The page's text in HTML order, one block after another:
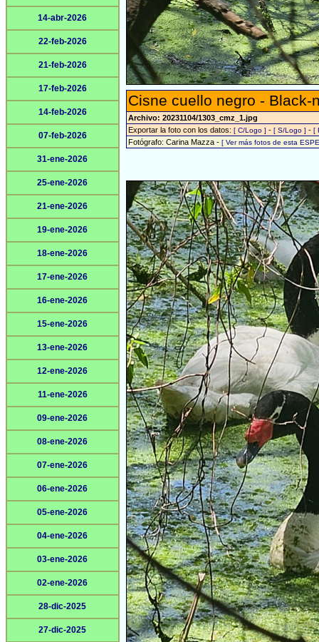
14-abr-2026
22-feb-2026
21-feb-2026
17-feb-2026
14-feb-2026
07-feb-2026
31-ene-2026
25-ene-2026
21-ene-2026
19-ene-2026
18-ene-2026
17-ene-2026
16-ene-2026
15-ene-2026
13-ene-2026
12-ene-2026
11-ene-2026
09-ene-2026
08-ene-2026
07-ene-2026
06-ene-2026
05-ene-2026
04-ene-2026
03-ene-2026
02-ene-2026
28-dic-2025
27-dic-2025
Cisne cuello negro -
Archivo: 20231104/1303_cmz_1.jpg
Exportar la foto con los datos: [ C/Logo ] - [ S/Logo ] - [
Fotógrafo: Carina Mazza - [ Ver más fotos de esta